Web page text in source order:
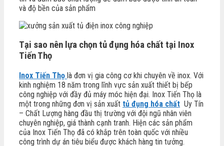
và độ bền của sản phẩm
Tại sao nên lựa chọn tủ đụng hóa chất tại Inox
Tiến Thọ
Inox Tiến Thọ là đơn vị gia công cơ khi chuyên về inox. Với
kinh nghiệm 18 năm trong lĩnh vực sản xuất thiết bị bếp
công nghiệp với đầy đủ máy móc hiện đại. Inox Tiến Thọ là
một trong những đơn vị sản xuất tủ đụng hóa chất Uy Tín
– Chất Lượng hàng đầu thị trường với đội ngũ nhân viên
chuyên nghiệp, giá thành cạnh tranh. Hiện các sản phẩm
của Inox Tiến Thọ đã có khắp trên toàn quốc với nhiều
công trình dự án tiêu biểu được khách hàng tin tưởng.